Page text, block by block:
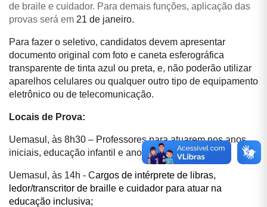
de braile e cuidador. Para demais funções, aplicação das
provas será em 21 de janeiro.
Para fazer o seletivo, candidatos devem apresentar
documento original com foto e caneta esferográfica
transparente de tinta azul ou preta, e, não poderão utilizar
aparelhos celulares ou qualquer outro tipo de equipamento
eletrônico ou de telecomunicação.
Locais de Prova:
Uemasul, às 8h30 – Professores para atuarem nos anos
iniciais, educação infantil e anos finais;
Uemasul, às 14h - Cargos de intérprete de libras,
ledor/transcritor de braille e cuidador para atuar na
educação inclusiva;